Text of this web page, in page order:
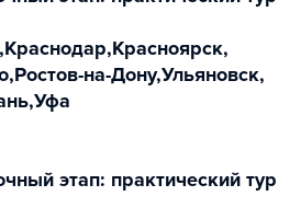
,Краснодар,Красноярск,
,Ростов-на-Дону,Ульяновск,
,Уфа